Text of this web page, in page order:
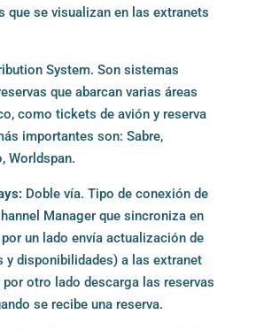
que se visualizan en las extranets
System. Son sistemas
que abarcan varias áreas
como tickets de avión y reserva
importantes son: Sabre,
Worldspan.
Doble vía. Tipo de conexión de
Manager que sincroniza en
un lado envía actualización de
y disponibilidades) a las extranet
otro lado descarga las reservas
se recibe una reserva.